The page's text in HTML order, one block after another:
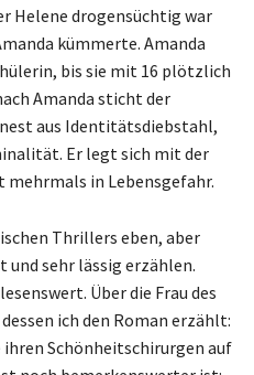
Helene drogensüchtig war
kümmerte. Amanda
bis sie mit 16 plötzlich
Amanda sticht der
aus Identitätsdiebstahl,
Er legt sich mit der
mehrmals in Lebensgefahr.
Thrillers eben, aber
und sehr lässig erzählen.
Über die Frau des
ich den Roman erzählt:
ihren Schönheitschirurgen auf